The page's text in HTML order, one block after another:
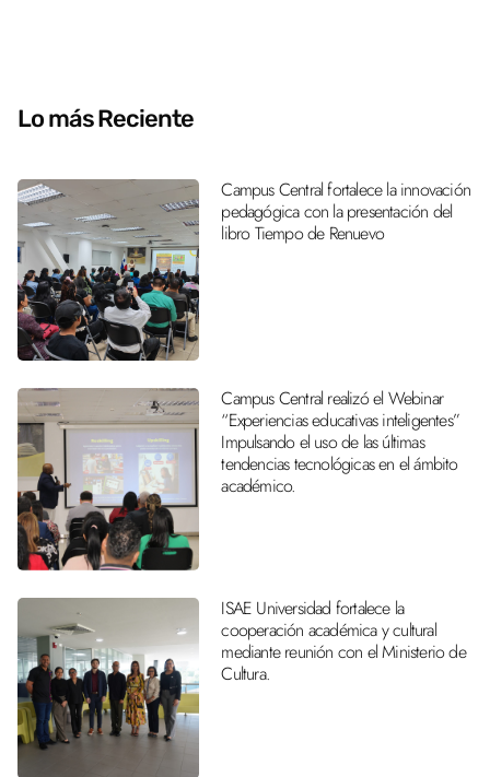
Lo más Reciente
Campus Central fortalece la innovación
pedagógica con la presentación del
libro Tiempo de Renuevo
Campus Central realizó el Webinar
“Experiencias educativas inteligentes”
Impulsando el uso de las últimas
tendencias tecnológicas en el ámbito
académico.
ISAE Universidad fortalece la
cooperación académica y cultural
mediante reunión con el Ministerio de
Cultura.